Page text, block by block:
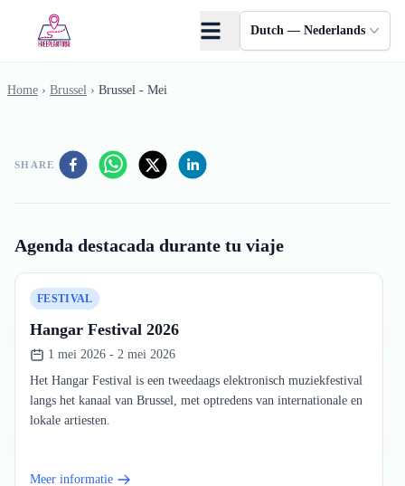
Dutch — Nederlands
Home › Brussel › Brussel - Mei
SHARE
Agenda destacada durante tu viaje
FESTIVAL
Hangar Festival 2026
1 mei 2026 - 2 mei 2026
Het Hangar Festival is een tweedaags elektronisch muziekfestival
langs het kanaal van Brussel, met optredens van internationale en
lokale artiesten.
Meer informatie